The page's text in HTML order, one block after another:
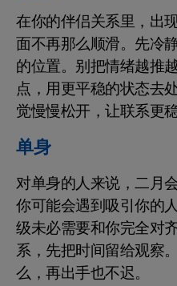
在你的伴侣关系里，出
面不再那么顺滑。先冷
的位置。别把情绪越推
点，用更平稳的状态去
觉慢慢松开，让联系更
单身
对单身的人来说，二月
你可能会遇到吸引你的
级未必需要和你完全对
系，先把时间留给观察
么，再出手也不迟。